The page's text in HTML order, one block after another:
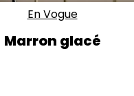
En Vogue
Marron glacé